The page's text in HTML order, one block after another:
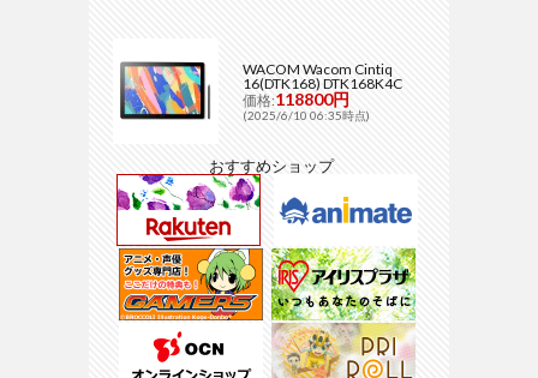
WACOM Wacom Cintiq
16(DTK168) DTK168K4C
価格:118800円
(2025/6/10 06:35時点)
おすすめショップ